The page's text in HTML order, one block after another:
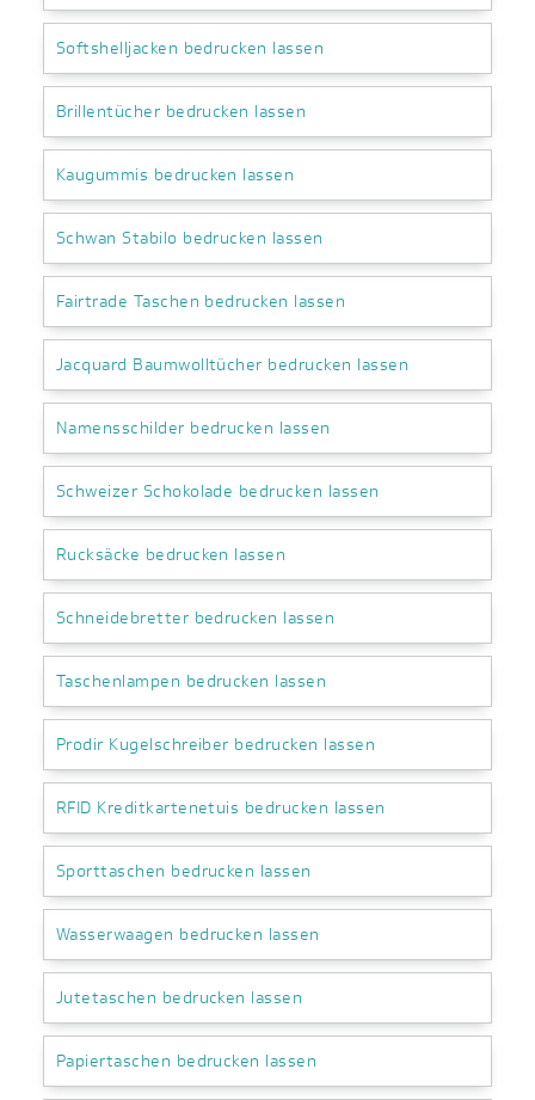
Softshelljacken bedrucken lassen
Brillentücher bedrucken lassen
Kaugummis bedrucken lassen
Schwan Stabilo bedrucken lassen
Fairtrade Taschen bedrucken lassen
Jacquard Baumwolltücher bedrucken lassen
Namensschilder bedrucken lassen
Schweizer Schokolade bedrucken lassen
Rucksäcke bedrucken lassen
Schneidebretter bedrucken lassen
Taschenlampen bedrucken lassen
Prodir Kugelschreiber bedrucken lassen
RFID Kreditkartenetuis bedrucken lassen
Sporttaschen bedrucken lassen
Wasserwaagen bedrucken lassen
Jutetaschen bedrucken lassen
Papiertaschen bedrucken lassen